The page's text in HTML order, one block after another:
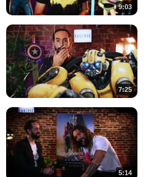
9:03
7:25
5:14